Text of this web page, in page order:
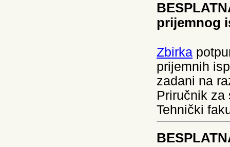
prijemnog
Zbirka
prijemnih
zadani na
Priručnik za
Tehnički